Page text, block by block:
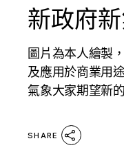
新政府
圖片為本人繪製
及應用於商業用
氣象大家期望新
SHARE